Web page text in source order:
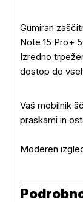
Več o izdelku
Gumiran
Note 15 Pro+
Izredno
dostop do
Vaš mobilnik
praskami in
Moderen